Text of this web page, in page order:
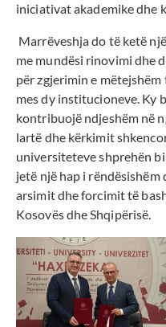
iniciativat akademike dhe
Marrëveshja do të ketë
me mundësi rinovimi dhe
për zgjerimin e
mes dy institucioneve. Ky
kontribuojë ndjeshëm në
lartë dhe kërkimit
universiteteve shprehën
jetë një hap i
arsimit dhe forcimit të
Kosovës dhe Shqipërisë.